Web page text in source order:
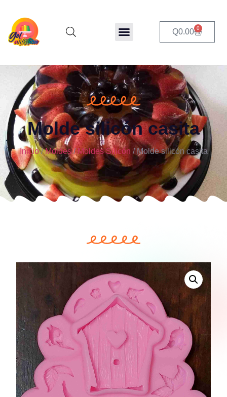
Q0.00 0
Molde silicón casita
Inicio/Moldes/Moldes Silicón / Molde silicón casita